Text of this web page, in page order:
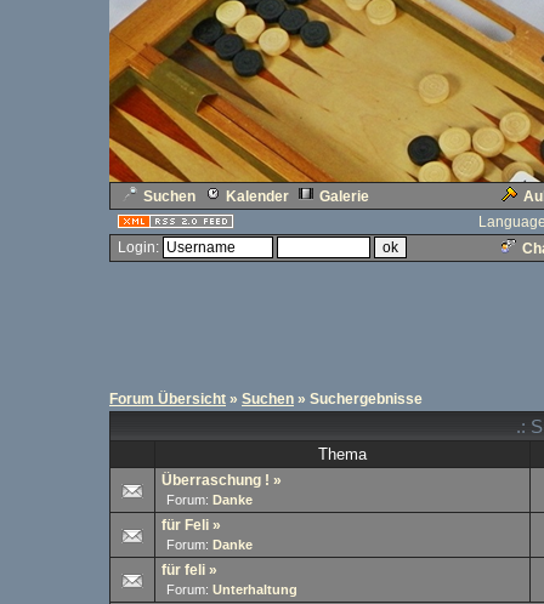
Suchen Kalender Galerie
Login:
Forum Übersicht » Suchen » Suchergebnisse
.:
Thema
Überraschung ! »
Forum: Danke
für Feli »
Forum: Danke
für feli »
Forum: Unterhaltung